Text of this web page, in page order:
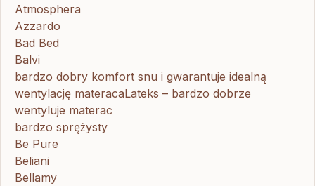
Atmosphera
Azzardo
Bad Bed
Balvi
bardzo dobry komfort snu i gwarantuje idealną
wentylację materacaLateks – bardzo dobrze
wentyluje materac
bardzo sprężysty
Be Pure
Beliani
Bellamy